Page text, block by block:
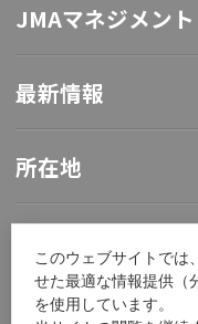
このウェブサイトでは
せた最適な情報提供（
を使用しています。
JMAマネジメント
最新情報
所在地
採用情報